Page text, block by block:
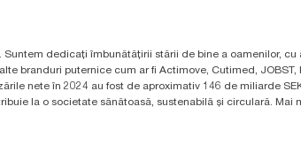
dedicați îmbunătățirii stării de bine a oamenilor,
branduri puternice cum ar fi Actimove, Cutimed,
nete în 2024 au fost de aproximativ 146 de miliarde
la o societate sănătoasă, sustenabilă și circulară. Mai